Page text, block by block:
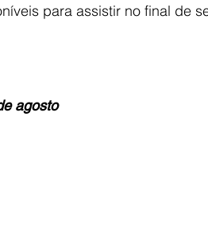
para assistir no final de
agosto